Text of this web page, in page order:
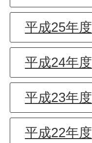
平成25年度
平成24年度
平成23年度
平成22年度